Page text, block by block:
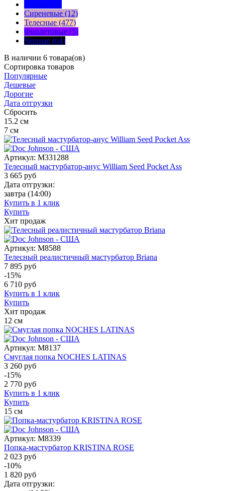
Сиреневые (12)
Телесные (477)
Фиолетовые (5)
Черные (64)
В наличии 6 товара(ов)
Сортировка товаров
Популярные
Дешевые
Дорогие
Дата отгрузки
Сбросить
15.2 см
7 см
Артикул: M331288
Телесный мастурбатор-анус William Seed Pocket Ass
3 665 руб
Дата отгрузки:
завтра (14:00)
Купить в 1 клик
Купить
Хит продаж
Артикул: M8588
Телесный реалистичный мастурбатор Briana
7 895 руб
-15%
6 710 руб
Купить в 1 клик
Купить
Хит продаж
12 см
Артикул: M8137
Смуглая попка NOCHES LATINAS
3 260 руб
-15%
2 770 руб
Купить в 1 клик
Купить
15 см
Артикул: M8339
Попка-мастурбатор KRISTINA ROSE
2 023 руб
-10%
1 820 руб
Дата отгрузки: